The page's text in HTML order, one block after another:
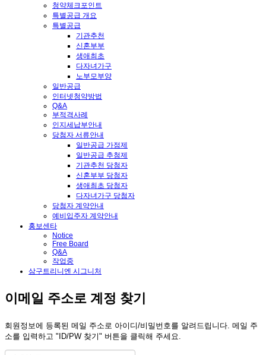
청약체크포인트
특별공급 개요
특별공급
기관추천
신혼부부
생애최초
다자녀가구
노부모부양
일반공급
인터넷청약방법
Q&A
부적격사례
인지세납부안내
당첨자 서류안내
일반공급 가점제
일반공급 추첨제
기관추천 당첨자
신혼부부 당첨자
생애최초 당첨자
다자녀가구 당첨자
당첨자 계약안내
예비입주자 계약안내
홍보센타
Notice
Free Board
Q&A
작업중
삼구트리니엔 시그니처
이메일 주소로 계정 찾기
회원정보에 등록된 메일 주소로 아이디/비밀번호를 알려드립니다. 메일 주
소를 입력하고 "ID/PW 찾기" 버튼을 클릭해 주세요.